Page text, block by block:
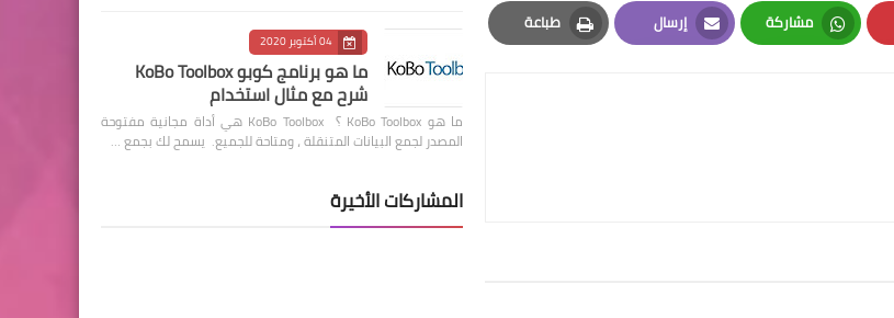
مشاركة
Whatsapp
إرسال
Email
طباعة
Print 04 أكتوبر 2020
ما هو برنامج كوبو KoBo Toolbox
شرح مع مثال استخدام
ما هو KoBo Toolbox ؟ KoBo Toolbox هي أداة مجانية مفتوحة
المصدر لجمع البيانات المتنقلة ، ومتاحة للجميع. يسمح لك بجمع …
المشاركات الأخيرة